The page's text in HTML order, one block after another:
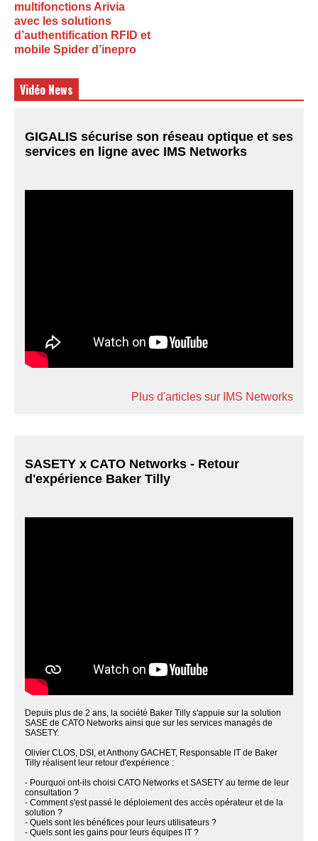
multifonctions Arivia
avec les solutions
d’authentification RFID et
mobile Spider d’inepro
Vidéo News
GIGALIS sécurise son réseau optique et ses
services en ligne avec IMS Networks
Plus d'articles sur IMS Networks
SASETY x CATO Networks - Retour
d'expérience Baker Tilly
Depuis plus de 2 ans, la société Baker Tilly s'appuie sur la solution
SASE de CATO Networks ainsi que sur les services managés de
SASETY.
Olivier CLOS, DSI, et Anthony GACHET, Responsable IT de Baker
Tilly réalisent leur retour d'expérience :
- Pourquoi ont-ils choisi CATO Networks et SASETY au terme de leur
consultation ?
- Comment s'est passé le déploiement des accès opérateur et de la
solution ?
- Quels sont les bénéfices pour leurs utilisateurs ?
- Quels sont les gains pour leurs équipes IT ?